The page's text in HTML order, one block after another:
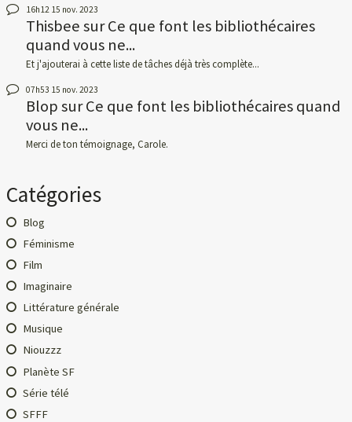
16h12 15 nov. 2023
ThisbeesurCe que font les bibliothécaires
quand vous ne...
Et j'ajouterai à cette liste de tâches déjà très complète...
07h53 15 nov. 2023
BlopsurCe que font les bibliothécaires quand
vous ne...
Merci de ton témoignage, Carole.
Catégories
Blog
Féminisme
Film
Imaginaire
Littérature générale
Musique
Niouzzz
Planète SF
Série télé
SFFF